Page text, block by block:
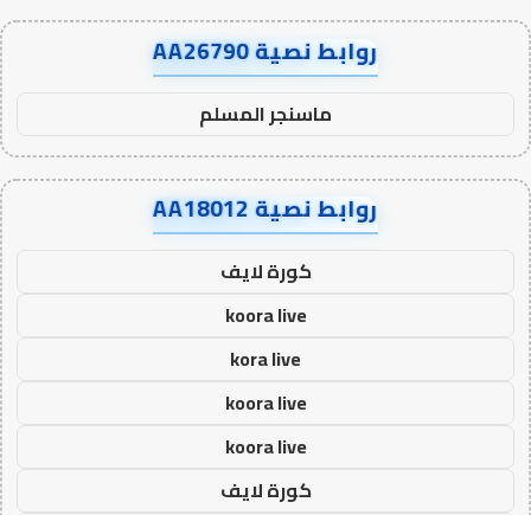
روابط نصية AA26790
ماسنجر المسلم
روابط نصية AA18012
كورة لايف
koora live
kora live
koora live
koora live
كورة لايف